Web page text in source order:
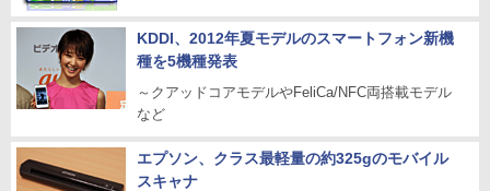
KDDI、2012年夏モデルのスマートフォン新機
種を5機種発表
～クアッドコアモデルやFeliCa/NFC両搭載モデル
など
エプソン、クラス最軽量の約325gのモバイル
スキャナ